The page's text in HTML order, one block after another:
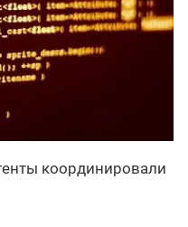
координировали